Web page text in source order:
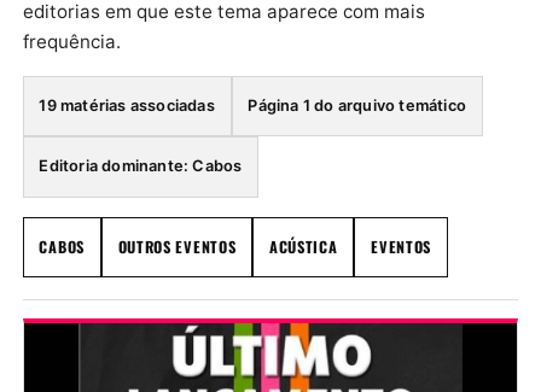
editorias em que este tema aparece com mais
frequência.
19 matérias associadas Página 1 do arquivo temático
Editoria dominante: Cabos
CABOS OUTROS EVENTOS ACÚSTICA EVENTOS